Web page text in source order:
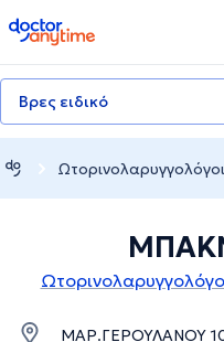
doctoranytime
Βρες ειδικό
ΜΑΡ.ΓΕΡΟΥΛΑΝΟΥ